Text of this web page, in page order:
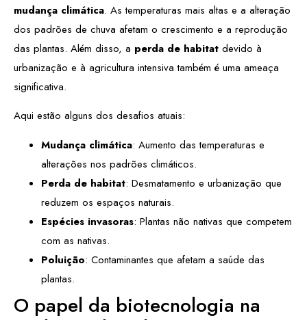
mudança climática. As temperaturas mais altas e a alteração
dos padrões de chuva afetam o crescimento e a reprodução
das plantas. Além disso, a perda de habitat devido à
urbanização e à agricultura intensiva também é uma ameaça
significativa.
Aqui estão alguns dos desafios atuais:
Mudança climática: Aumento das temperaturas e
alterações nos padrões climáticos.
Perda de habitat: Desmatamento e urbanização que
reduzem os espaços naturais.
Espécies invasoras: Plantas não nativas que competem
com as nativas.
Poluição: Contaminantes que afetam a saúde das
plantas.
O papel da biotecnologia na